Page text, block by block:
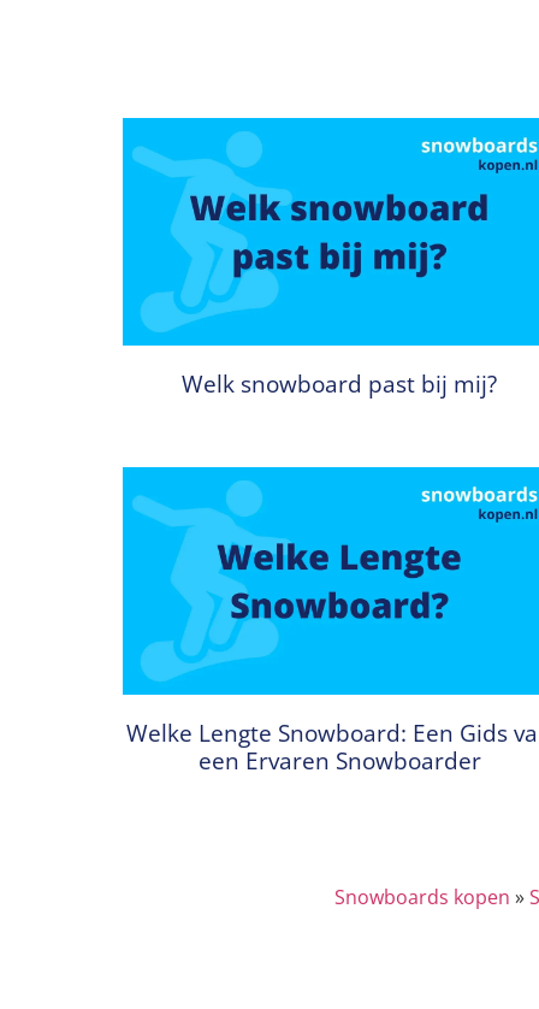
Welk snowboard past bij mij?
Welke Lengte Snowboard: Een Gids
een Ervaren Snowboarder
Snowboards kopen »